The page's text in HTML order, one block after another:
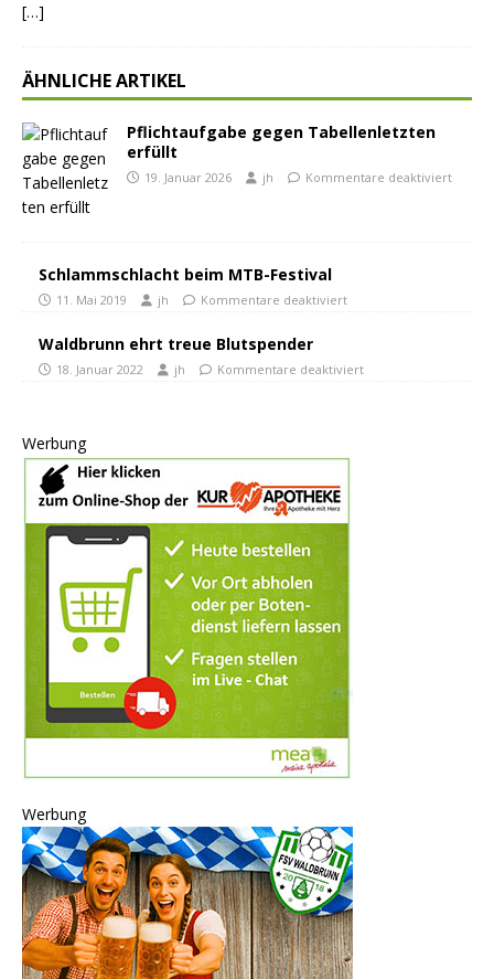
[…]
ÄHNLICHE ARTIKEL
Pflichtaufgabe gegen Tabellenletzten
erfüllt
19. Januar 2026 jh Kommentare deaktiviert
Schlammschlacht beim MTB-Festival
11. Mai 2019 jh Kommentare deaktiviert
Waldbrunn ehrt treue Blutspender
18. Januar 2022 jh Kommentare deaktiviert
Werbung
Werbung